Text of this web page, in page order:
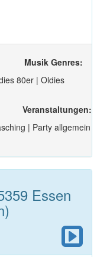
Musik Genres:
80er | Oldies
Veranstaltungen:
| Party allgemein
Essen